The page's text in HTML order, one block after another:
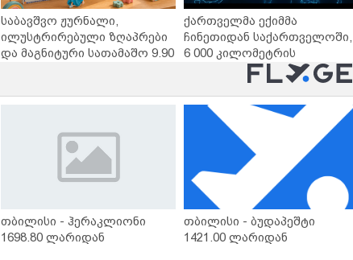
საბავშვო ჟურნალი,
ილუსტრირებული ზღაპრები
და მაგნიტური სათამაშო 9.90
სერია დაიწყო
ქართველმა ექიმმა
ჩინეთიდან საქართველოში,
6 000 კილომეტრის
დაშორებით,
ტელერობოტული ოპერაცია
ჩაატარა - ისტორია
დაწერილია
თბილისი - ჰერაკლიონი
1698.80 ლარიდან
თბილისი - ბუდაპეშტი
1421.00 ლარიდან